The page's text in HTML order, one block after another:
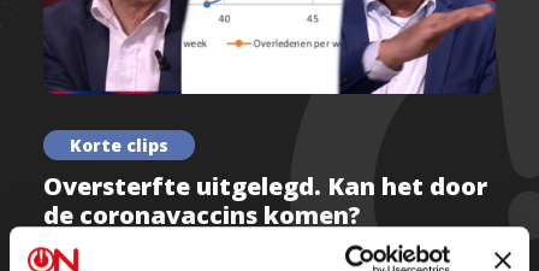
Korte clips
Oversterfte uitgelegd. Kan het door
de coronavaccins komen?